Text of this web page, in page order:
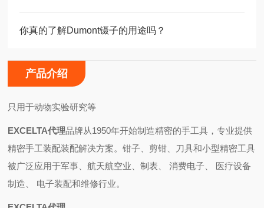
你真的了解Dumont镊子的用途吗？
产品介绍
只用于动物实验研究等
EXCELTA代理品牌从1950年开始制造精密的手工具，专业提供
精密手工装配装配解决方案。钳子、剪钳、刀具和小型精密工具
被广泛应用于军事、航天航空业、制表、 消费电子、 医疗设备
制造、 电子装配和维修行业。